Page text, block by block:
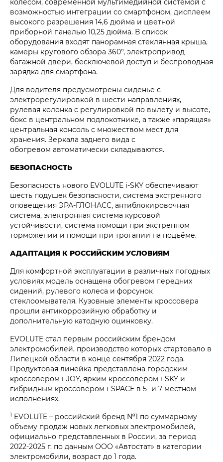
колесом, современной мультимедийной системой с
возможностью интеграции со смартфоном, дисплеем
высокого разрешения 14,6 дюйма и цветной
приборной панелью 10,25 дюйма. В список
оборудования входят панорамная стеклянная крыша,
камеры кругового обзора 360°, электропривод
багажной двери, бесключевой доступ и беспроводная
зарядка для смартфона.
Для водителя предусмотрены сиденье с
электрорегулировкой в шести направлениях,
рулевая колонка с регулировкой по вылету и высоте,
бокс в центральном подлокотнике, а также «парящая»
центральная консоль с множеством мест для
хранения. Зеркала заднего вида с
обогревом автоматически складываются.
БЕЗОПАСНОСТЬ
Безопасность нового EVOLUTE i‑SKY обеспечивают
шесть подушек безопасности, система экстренного
оповещения ЭРА-ГЛОНАСС, антиблокировочная
система, электронная система курсовой
устойчивости, система помощи при экстренном
торможении и помощи при трогании на подъёме.
АДАПТАЦИЯ К РОССИЙСКИМ УСЛОВИЯМ
Для комфортной эксплуатации в различных погодных
условиях модель оснащена обогревом передних
сидений, рулевого колеса и форсунок
стеклоомывателя. Кузовные элементы кроссовера
прошли антикоррозийную обработку и
дополнительную катодную оцинковку.
EVOLUTE стал первым российским брендом
электромобилей, производство которых стартовало в
Липецкой области в конце сентября 2022 года.
Продуктовая линейка представлена городским
кроссовером i‑JOY, ярким кроссовером i‑SKY и
гибридным кроссовером i‑SPACE в 5- и 7-местном
исполнениях.
1 EVOLUTE – российский бренд №1 по суммарному
объему продаж новых легковых электромобилей,
официально представленных в России, за период
2022-2025 г. по данным ООО «Автостат» в категории
электромобили, возраст до 1 года.